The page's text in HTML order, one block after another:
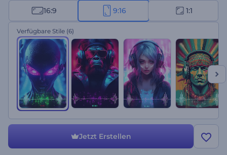
dieser Visualizer bietet einen futuristischen Twist für Ihre Audio-
Präsentation. Passen Sie die Vorlage mit dem Titel Ihres Tracks und
dem Namen Ihres Künstlers an, laden Sie Ihre Musik hoch und
stellen Sie Ihr Meisterwerk auf Musikstreaming-Plattformen zur
Verfügung, um mehr treue Fans zu gewinnen. Testen Sie diese
Vorlage jetzt!
16:9 9:16 1:1
Verfügbare Stile (6)
Jetzt Erstellen